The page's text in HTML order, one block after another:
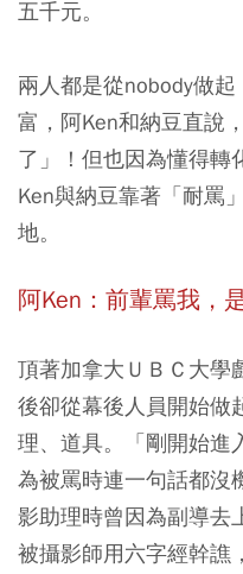
五千元。
兩人都是從nobody做
富，阿Ken和納豆直說
了」！但也因為懂得轉
Ken與納豆靠著「耐罵
地。
阿Ken：前輩罵我，
頂著加拿大ＵＢＣ大學
後卻從幕後人員開始做
理、道具。「剛開始進
為被罵時連一句話都沒
影助理時曾因為副導去
被攝影師用六字經幹譙